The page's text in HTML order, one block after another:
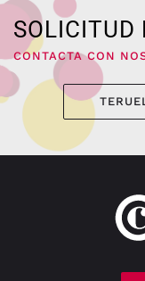
SOLICITUD
CONTACTA CON